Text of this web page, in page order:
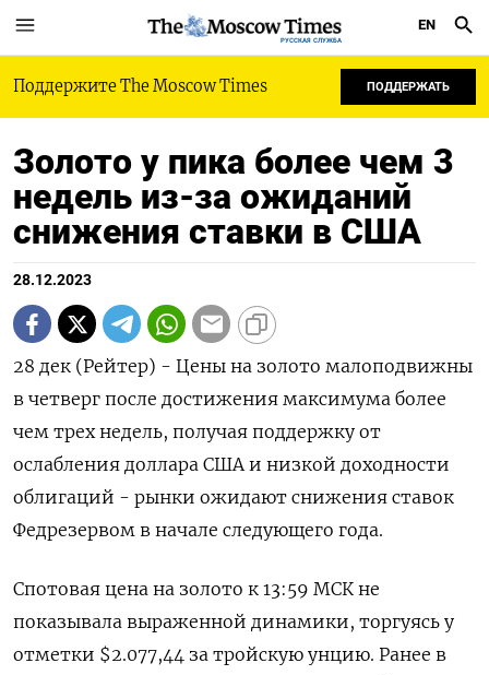
РУССКАЯ СЛУЖБА
EN
Поддержите The Moscow Times ПОДДЕРЖАТЬ
Золото у пика более чем 3
недель из-за ожиданий
снижения ставки в США
28.12.2023
28 дек (Рейтер) - Цены на золото малоподвижны
в четверг после достижения максимума более
чем трех недель, получая поддержку от
ослабления доллара США и низкой доходности
облигаций - рынки ожидают снижения ставок
Федрезервом в начале следующего года.
Спотовая цена на золото к 13:59 МСК не
показывала выраженной динамики, торгуясь у
отметки $2.077,44​ за тройскую унцию. Ранее в